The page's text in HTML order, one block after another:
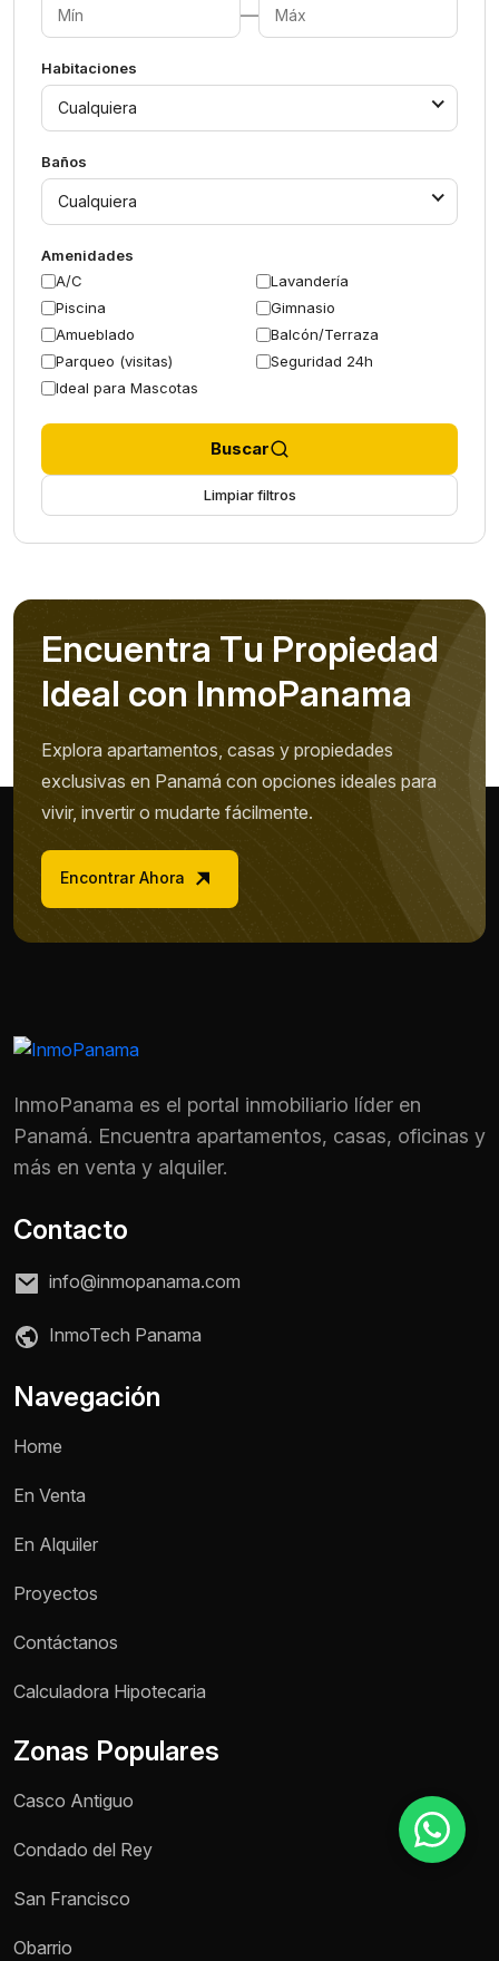
Nombre *
—
Habitaciones
Cualquiera
Baños
Cualquiera
Amenidades
A/C
Lavandería
Piscina
Gimnasio
Amueblado
Balcón/Terraza
Parqueo (visitas)
Seguridad 24h
Ideal para Mascotas
Buscar
Limpiar filtros
Encuentra Tu Propiedad
Ideal con InmoPanama
Explora apartamentos, casas y propiedades
exclusivas en Panamá con opciones ideales para
vivir, invertir o mudarte fácilmente.
Encontrar Ahora
InmoPanama es el portal inmobiliario líder en
Panamá. Encuentra apartamentos, casas, oficinas y
más en venta y alquiler.
Contacto
info@inmopanama.com
InmoTech Panama
Navegación
Home
En Venta
En Alquiler
Proyectos
Contáctanos
Calculadora Hipotecaria
Zonas Populares
Casco Antiguo
Condado del Rey
San Francisco
Obarrio